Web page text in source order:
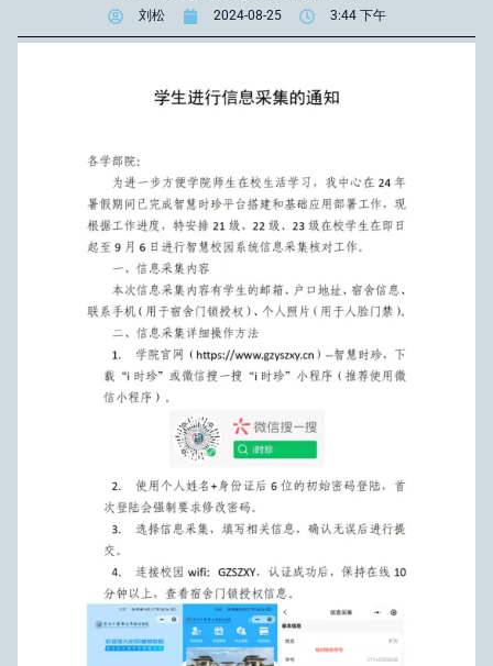
刘松 2024-08-25 3:44 下午